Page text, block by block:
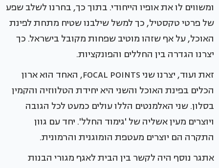
ומשווים לו את אופיו הייחודי. בתוך כך, בחרנו לשלב שפע
של פרטי טקסטיל, כך למשל שילבנו שטיח מתחת לפינת
האוכל, על אף שזהו מוטיב שפחות מקובל בישראל. כך
יצרנו הגדרה בין החללים והפונקציות.
זאת ועוד, יצרנו שני FOCAL POINTS, האחד הוא ארון
הכלים בפינת האוכל והשני היא יחידת הטלווזיה והקמין
בסלון. שני האלמנטים הללו עולים כמעט לכל הגובה
ויוצרים מעין אשליה של 'גימוד החלל'. יחד עם גוון
התקרה הם יוצרים מעטפת הומוגנית והרמונית.
אתגר נוסף היה לקשר בין הבית לאגף מגורי הבנות